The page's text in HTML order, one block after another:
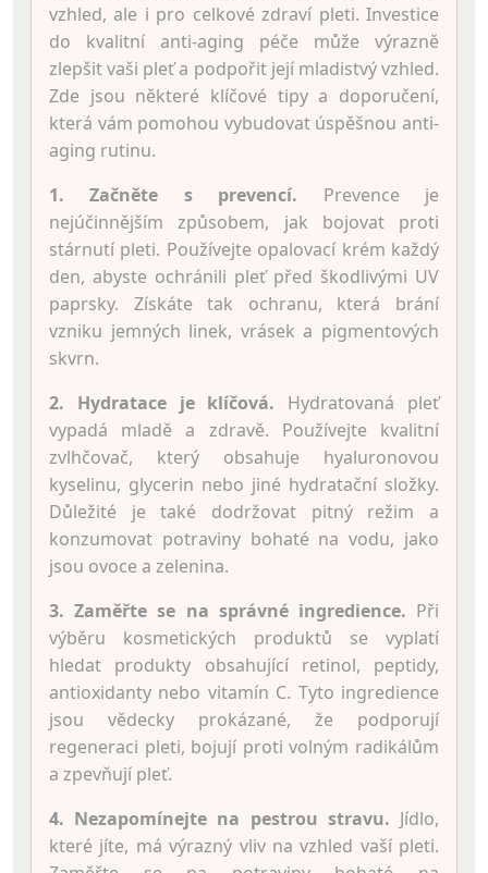
vzhled, ale i pro celkové zdraví pleti. Investice
do kvalitní anti-aging péče může výrazně
zlepšit vaši pleť a podpořit její mladistvý vzhled.
Zde jsou některé klíčové tipy a doporučení,
která vám pomohou vybudovat úspěšnou anti-
aging rutinu.
1. Začněte s prevencí. Prevence je
nejúčinnějším způsobem, jak bojovat proti
stárnutí pleti. Používejte opalovací krém každý
den, abyste ochránili pleť před škodlivými UV
paprsky. Získáte tak ochranu, která brání
vzniku jemných linek, vrásek a pigmentových
skvrn.
2. Hydratace je klíčová. Hydratovaná pleť
vypadá mladě a zdravě. Používejte kvalitní
zvlhčovač, který obsahuje hyaluronovou
kyselinu, glycerin nebo jiné hydratační složky.
Důležité je také dodržovat pitný režim a
konzumovat potraviny bohaté na vodu, jako
jsou ovoce a zelenina.
3. Zaměřte se na správné ingredience. Při
výběru kosmetických produktů se vyplatí
hledat produkty obsahující retinol, peptidy,
antioxidanty nebo vitamín C. Tyto ingredience
jsou vědecky prokázané, že podporují
regeneraci pleti, bojují proti volným radikálům
a zpevňují pleť.
4. Nezapomínejte na pestrou stravu. Jídlo,
které jíte, má výrazný vliv na vzhled vaší pleti.